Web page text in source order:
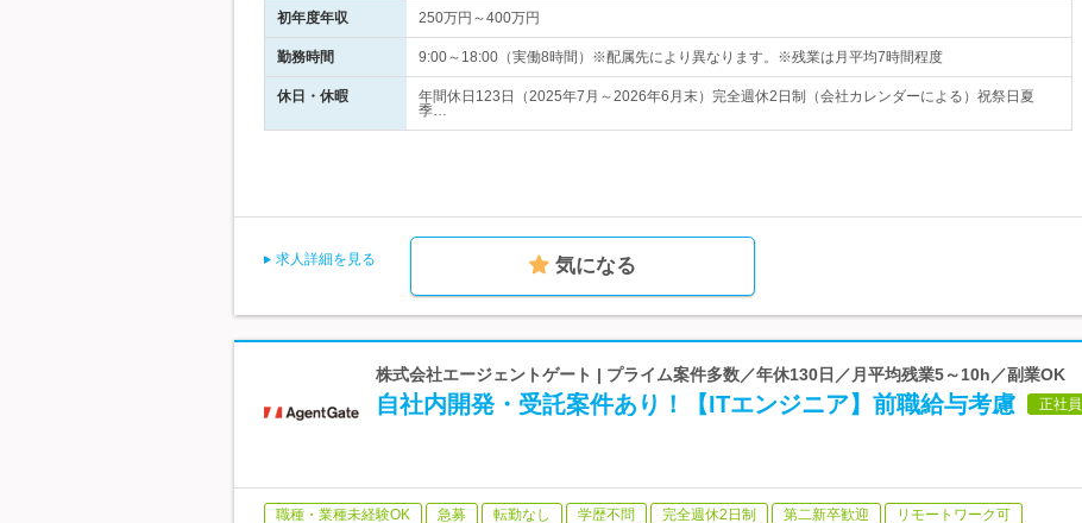
初年度年収 250万円～400万円
勤務時間 9:00～18:00（実働8時間）※配属先により異なります。※残業は月平均7時間程度
休日・休暇
年間休日123日（2025年7月～2026年6月末）完全週休2日制（会社カレンダーによる）祝祭日夏
季…
求人詳細を見る 気になる
株式会社エージェントゲート | プライム案件多数／年休130日／月平均残業5～10h／副業OK
自社内開発・受託案件あり！【ITエンジニア】前職給与考慮 正社員
職種・業種未経験OK 急募 転勤なし 学歴不問 完全週休2日制 第二新卒歓迎 リモートワーク可